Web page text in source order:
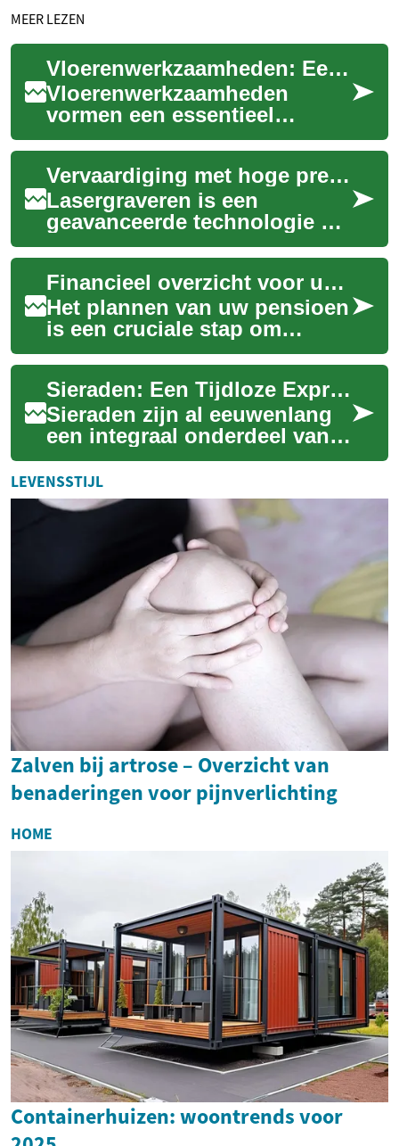
MEER LEZEN
Vloerenwerkzaamheden: Een Overzicht van Carrières in de Vloerenbranche
Vloerenwerkzaamheden
vormen een essentieel
onderdeel van de bouwsector
en interieurindustrie. Deze
beroepen omvatten ...
Vervaardiging met hoge precisie en snelheid
Lasergraveren is een
geavanceerde technologie die
wordt gebruikt voor het
nauwkeurig markeren,
snijden en etsen van v...
Financieel overzicht voor uw pensioen
Het plannen van uw pensioen
is een cruciale stap om
financiële zekerheid op latere
leeftijd te waarborgen. Een
goed i...
Sieraden: Een Tijdloze Expressie van Schoonheid en Betekenis
Sieraden zijn al eeuwenlang
een integraal onderdeel van
de menselijke cultuur,
fungeren als symbolen van
status, lief...
LEVENSSTIJL
Zalven bij artrose – Overzicht van
benaderingen voor pijnverlichting
HOME
Containerhuizen: woontrends voor